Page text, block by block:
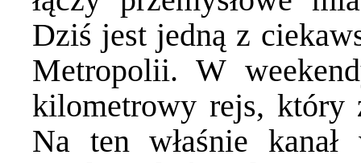
Dziś jest jedną z
Metropolii. W
kilometrowy rejs, który
Na ten właśnie